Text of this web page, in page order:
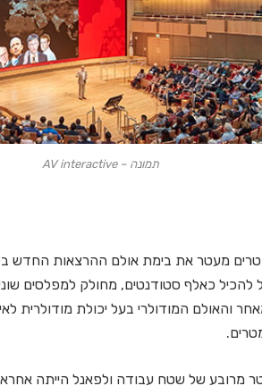
תמונה – AV interactive
ענק ברוחב של 18.83 מטרים מעטר את בימת אולם
כאלף סטודנטים, מחולק למפלסים
והאולם המודולרי בעל יכולת מודולרית